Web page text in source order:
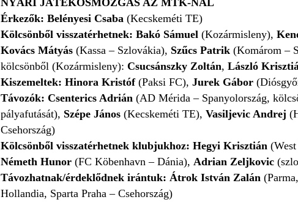
Érkezők: Belényesi Csaba (Kecskeméti TE)
Kölcsönből visszatérhetnek: Bakó Sámuel (Kozármisleny),
Kovács Mátyás (Kassa – Szlovákia), Szűcs Patrik(Komárom –
kölcsönből (Kozármisleny): Csucsánszky Zoltán, László
Kiszemeltek: Hinora Kristóf(Paksi FC), Jurek Gábor
Távozók: Csenterics Adrián (AD Mérida – Spanyolország,
pályafutását), Szépe János(Kecskeméti TE), Vasiljevic Andrej
Csehország)
Kölcsönből visszatérhetnek klubjukhoz: Hegyi Krisztián
Németh Hunor(FC Köbenhavn – Dánia), Adrian Zeljkovic
Távozhatnak/érdeklődnek irántuk: Átrok István Zalán
Hollandia, Sparta Praha – Csehország)